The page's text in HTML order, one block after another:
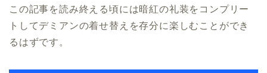
この記事を読み終える頃には暗紅の礼装をコンプリー
トしてデミアンの着せ替えを存分に楽しむことができ
るはずです。